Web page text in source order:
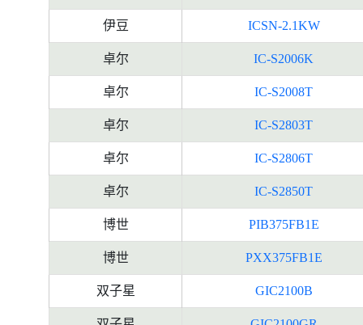
伊豆 ICSN-2.1KW
卓尔 IC-S2006K
卓尔 IC-S2008T
卓尔 IC-S2803T
卓尔 IC-S2806T
卓尔 IC-S2850T
博世 PIB375FB1E
博世 PXX375FB1E
双子星 GIC2100B